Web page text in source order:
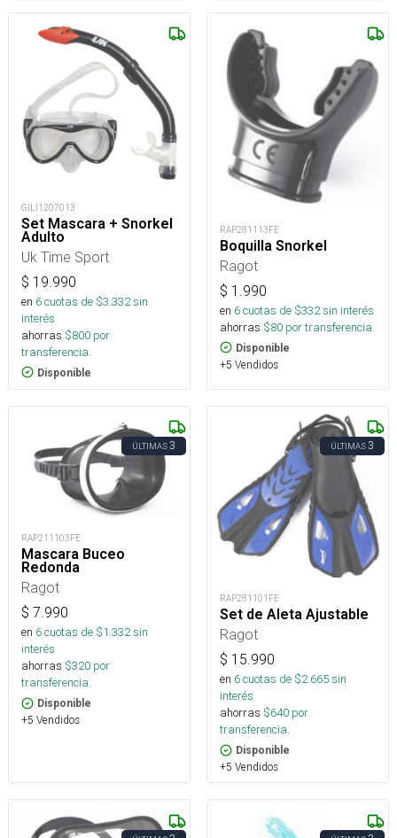
GILI1207013
Set Mascara + Snorkel
Adulto
Uk Time Sport
$ 19.990
en 6cuotas de $3.332sin
interés
ahorras $800 por
transferencia.
Disponible
RAP281113FE
Boquilla Snorkel
Ragot
$ 1.990
en 6cuotas de $332sin interés
ahorras $80 por transferencia.
Disponible
+5 Vendidos
ÚLTIMAS3
RAP211103FE
Mascara Buceo
Redonda
Ragot
$ 7.990
en 6cuotas de $1.332sin
interés
ahorras $320 por
transferencia.
Disponible
+5 Vendidos
ÚLTIMAS3
RAP281101FE
Set de Aleta Ajustable
Ragot
$ 15.990
en 6cuotas de $2.665sin
interés
ahorras $640 por
transferencia.
Disponible
+5 Vendidos